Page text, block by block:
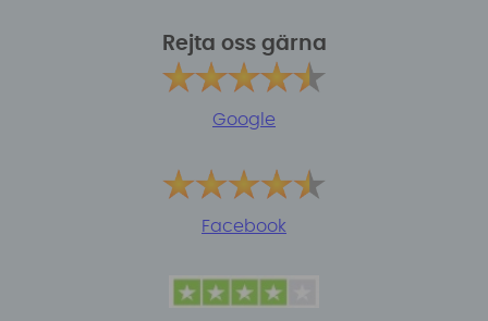
Rejta oss gärna
Google
Facebook